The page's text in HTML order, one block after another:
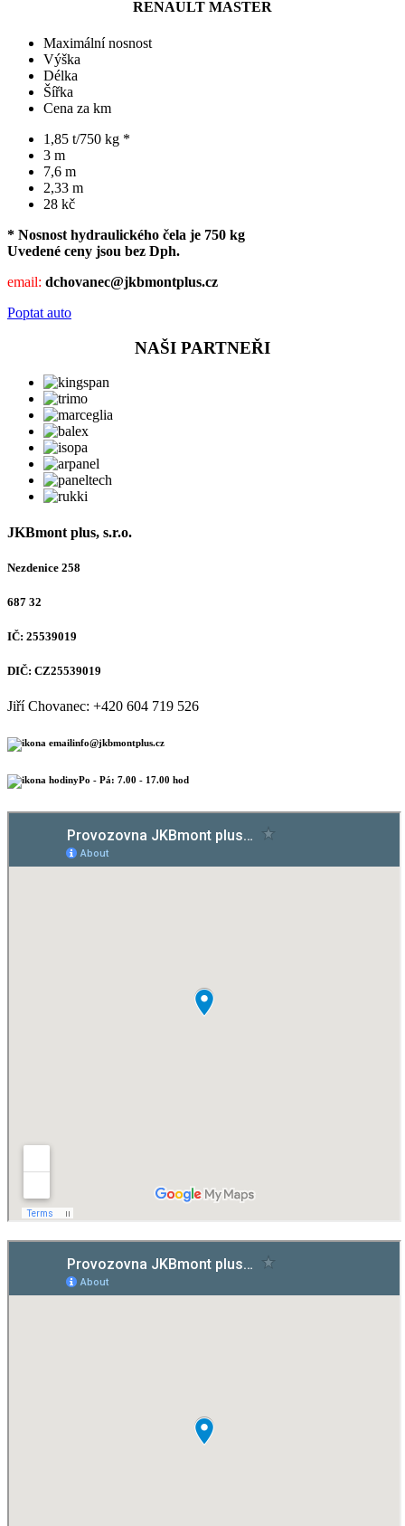
RENAULT MASTER
Maximální nosnost
Výška
Délka
Šířka
Cena za km
1,85 t/750 kg *
3 m
7,6 m
2,33 m
28 kč
* Nosnost hydraulického čela je 750 kg
Uvedené ceny jsou bez Dph.
email: dchovanec@jkbmontplus.cz
Poptat auto
NAŠI PARTNEŘI
JKBmont plus, s.r.o.
Nezdenice 258
687 32
IČ: 25539019
DIČ: CZ25539019
Jiří Chovanec: +420 604 719 526
info@jkbmontplus.cz
Po - Pá: 7.00 - 17.00 hod